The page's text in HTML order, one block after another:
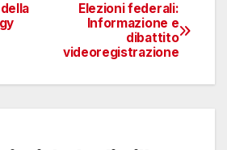
Elezioni federali:
Informazione e
dibattito
videoregistrazione